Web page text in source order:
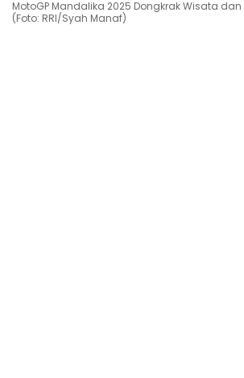
MotoGP Mandalika 2025 Dongkrak Wisata dan
(Foto: RRI/Syah Manaf)